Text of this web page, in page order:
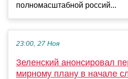
полномасштабной россий...
23:00, 27 Ноя
Зеленский анонсировал
мирному плану в начале